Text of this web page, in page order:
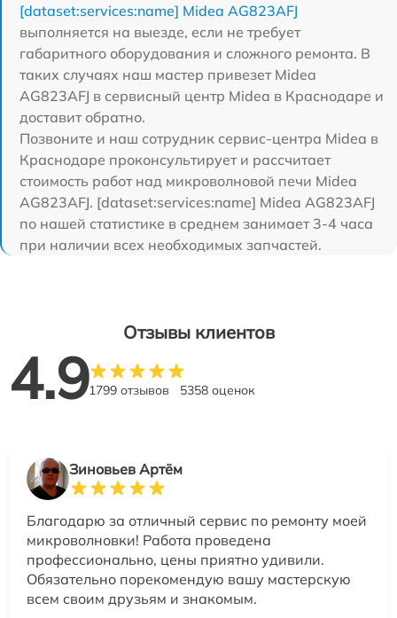
[dataset:services:name] Midea AG823AFJ
выполняется на выезде, если не требует
габаритного оборудования и сложного ремонта. В
таких случаях наш мастер привезет Midea
AG823AFJ в сервисный центр Midea в Краснодаре и
доставит обратно.
Позвоните и наш сотрудник сервис-центра Midea в
Краснодаре проконсультирует и рассчитает
стоимость работ над микроволновой печи Midea
AG823AFJ. [dataset:services:name] Midea AG823AFJ
по нашей статистике в среднем занимает 3-4 часа
при наличии всех необходимых запчастей.
Отзывы клиентов
4.91799 отзывов 5358 оценок
Зиновьев Артём
Благодарю за отличный сервис по ремонту моей
микроволновки! Работа проведена
профессионально, цены приятно удивили.
Обязательно порекомендую вашу мастерскую
всем своим друзьям и знакомым.